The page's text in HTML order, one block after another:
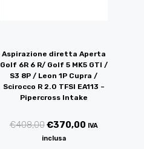
Aspirazione diretta Aperta
Golf 6R 6 R/ Golf 5 MK5 GTI /
S3 8P / Leon 1P Cupra /
Scirocco R 2.0 TFSI EA113 –
Pipercross Intake
€408,00€370,00 IVA
inclusa